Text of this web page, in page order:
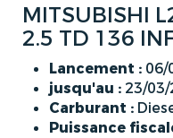
MITSUBISHI
2.5 TD 136
Lancement : 06/
jusqu'au : 23/
Carburant :
Puissance